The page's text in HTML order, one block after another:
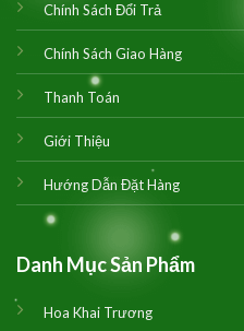
Chính Sách Đổi Trả
Chính Sách Giao Hàng
Thanh Toán
Giới Thiệu
Hướng Dẫn Đặt Hàng
Danh Mục Sản Phẩm
Hoa Khai Trương